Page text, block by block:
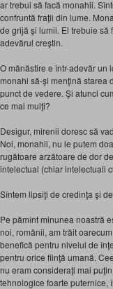
ar trebui să facă monahii.
confruntă fraţii din lume.
de grijă şi lumii. El trebuie să
adevărul creştin.
O mănăstire e într-adevăr un
monahi să-şi menţină starea
punct de vedere. Şi atunci
ce mai mulţi?
Desigur, mirenii doresc să
Noi, monahii, nu le putem
rugătoare arzătoare de dor
intelectual (chiar intelectuali
Sîntem lipsiţi de credinţa şi
Pe pămînt minunea noastră
noi, românii, am trăit
benefică pentru nivelul de
pentru orice fiinţă umană.
nu eram consideraţi mai
tehnologice foarte puternice,